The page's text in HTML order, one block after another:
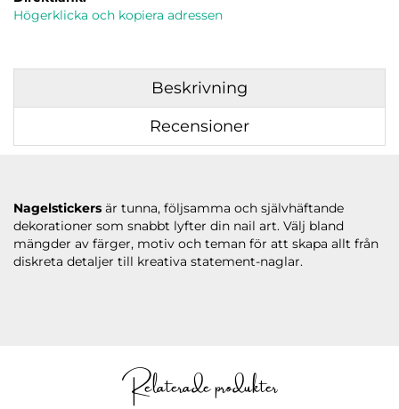
Högerklicka och kopiera adressen
Beskrivning
Recensioner
Nagelstickers är tunna, följsamma och självhäftande
dekorationer som snabbt lyfter din nail art. Välj bland
mängder av färger, motiv och teman för att skapa allt från
diskreta detaljer till kreativa statement-naglar.
Relaterade produkter